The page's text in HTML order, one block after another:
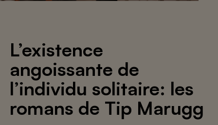
L’existence
angoissante de
l’individu solitaire: les
romans de Tip Marugg